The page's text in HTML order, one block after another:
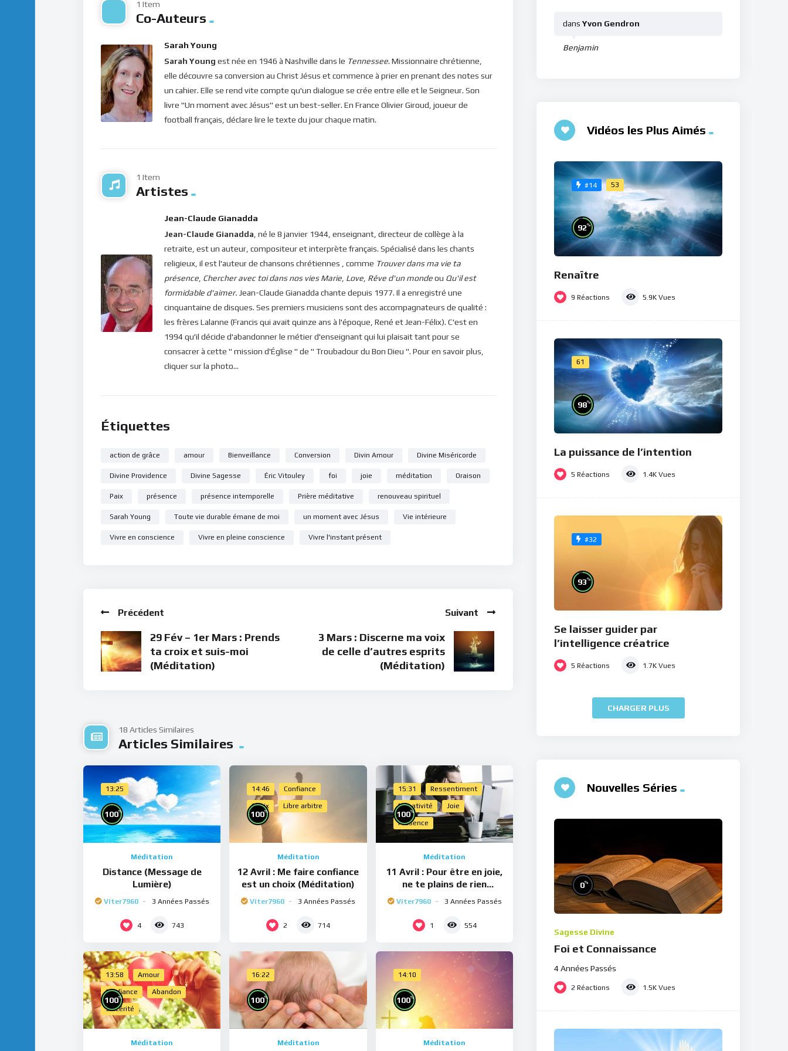
Bonne méditation
Pour vous inscrire directement aux publications, veuillez cliquer ici : [newsletter_button id=2
label=”S’abonner” design=”twitter”]
Si vous voulez vous inscrire sur le site (afin d’être en mesure de poster des commentaires) et pour les
publications, veuillez cliquer ici :Inscription
1 Item
Co-Auteurs
Sarah Young
Sarah Young est née en 1946 à Nashville dans le Tennessee. Missionnaire chrétienne,
elle découvre sa conversion au Christ Jésus et commence à prier en prenant des notes sur
un cahier. Elle se rend vite compte qu'un dialogue se crée entre elle et le Seigneur. Son
livre "Un moment avec Jésus" est un best-seller. En France Olivier Giroud, joueur de
football français, déclare lire le texte du jour chaque matin.
1 Item
Artistes
Jean-Claude Gianadda
Jean-Claude Gianadda , né le 8 janvier 1944, enseignant, directeur de collège à la
retraite, est un auteur, compositeur et interprète français. Spécialisé dans les chants
religieux, il est l'auteur de chansons chrétiennes , comme Trouver dans ma vie ta
présence Chercher avec toi dans nos vies Marie Love Rêve d'un mondeou Qu'il est
formidable d'aimer. Jean-Claude Gianadda chante depuis 1977. Il a enregistré une
cinquantaine de disques. Ses premiers musiciens sont des accompagnateurs de qualité :
les frères Lalanne (Francis qui avait quinze ans à l'époque, René et Jean-Félix). C'est en
1994 qu'il décide d'abandonner le métier d'enseignant qui lui plaisait tant pour se
consacrer à cette " mission d'Église " de " Troubadour du Bon Dieu ". Pour en savoir plus,
cliquer sur la photo...
Étiquettes
action de grâce amour Bienveillance Conversion Divin Amour Divine Miséricorde
Divine Providence Divine Sagesse Éric Vitouley foi joie méditation Oraison
Paix présence présence intemporelle Prière méditative renouveau spirituel
Sarah Young Toute vie durable émane de moi un moment avec Jésus Vie intérieure
Vivre en conscience Vivre en pleine conscience Vivre l'instant présent
Précédent
29 Fév – 1er Mars : Prends
ta croix et suis-moi
(Méditation)
Suivant
3 Mars : Discerne ma voix
de celle d’autres esprits
(Méditation)
18 Articles Similaires
Articles Similaires
13:25
100%
Méditation
Distance (Message de
Lumière)
Viter7960 3 Années Passés
4 743
14:46 Confiance
Choix Libre arbitre
100%
Méditation
12 Avril : Me faire confiance
est un choix (Méditation)
Viter7960 3 Années Passés
2 714
15:31 Ressentiment
Négativité Joie
Présence
100%
Méditation
11 Avril : Pour être en joie,
ne te plains de rien
(Méditation)
Viter7960 3 Années Passés
1 554
13:58 Amour
Confiance Abandon
Sincérité
100%
Méditation
16:22
100%
Méditation
14:10
100%
Méditation
Benjamin
dansYvon Gendron
Vidéos les Plus Aimés
#14 53
92%
Renaître
9 Réactions 5.9K Vues
61
98%
La puissance de l’intention
5 Réactions 1.4K Vues
#32
93%
Se laisser guider par
l’intelligence créatrice
5 Réactions 1.7K Vues
CHARGER PLUS
Nouvelles Séries
0%
Sagesse Divine
Foi et Connaissance
4 Années Passés
2 Réactions 1.5K Vues